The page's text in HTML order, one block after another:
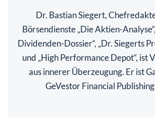
Dr. Bastian Siegert,
Börsendienste „Die Aktien-
Dividenden-Dossier“, „Dr. Siegerts
und „High Performance Depot“, ist
aus innerer Überzeugung. Er ist
GeVestor Financial